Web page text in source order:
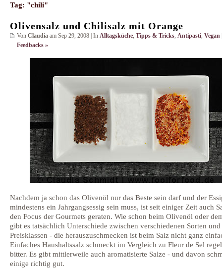
Tag: "chili"
Olivensalz und Chilisalz mit Orange
Von Claudia am Sep 29, 2008 | In Alltagsküche, Tipps & Tricks, Antipasti, Vegan
Feedbacks »
Nachdem ja schon das Olivenöl nur das Beste sein darf und der
mindestens ein Jahrgangsessig sein muss, ist seit einiger Zeit auch
den Focus der Gourmets geraten. Wie schon beim Olivenöl oder
gibt es tatsächlich Unterschiede zwischen verschiedenen Sorten und
Preisklassen - die herauszuschmecken ist beim Salz nicht ganz
Einfaches Haushaltssalz schmeckt im Vergleich zu Fleur de Sel
bitter. Es gibt mittlerweile auch aromatisierte Salze - und davon
einige richtig gut.